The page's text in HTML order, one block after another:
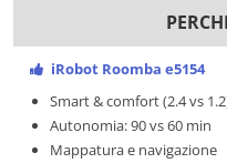
iRobot Roomba e5154
Smart & comfort (2.4 vs
Autonomia: 90 vs 60 min
Mappatura e navigazione